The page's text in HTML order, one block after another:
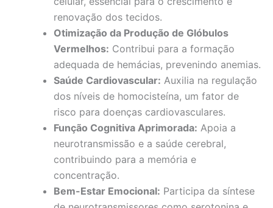
renovação dos tecidos.
Otimização da Produção de Glóbulos
Vermelhos: Contribui para a formação
adequada de hemácias, prevenindo anemias.
Saúde Cardiovascular: Auxilia na regulação
dos níveis de homocisteína, um fator de
risco para doenças cardiovasculares.
Função Cognitiva Aprimorada: Apoia a
neurotransmissão e a saúde cerebral,
contribuindo para a memória e
concentração.
Bem-Estar Emocional: Participa da síntese